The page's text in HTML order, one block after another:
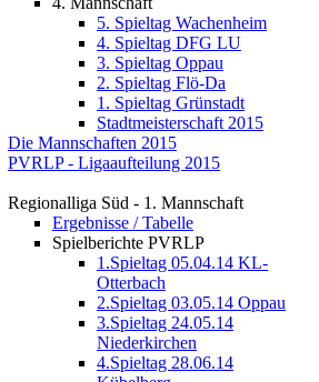
5. Spieltag Wachenheim
4. Spieltag DFG LU
3. Spieltag Oppau
2. Spieltag Flö-Da
1. Spieltag Grünstadt
Stadtmeisterschaft 2015
Die Mannschaften 2015
PVRLP - Ligaaufteilung 2015
Regionalliga Süd - 1. Mannschaft
Ergebnisse / Tabelle
Spielberichte PVRLP
1.Spieltag 05.04.14 KL-
Otterbach
2.Spieltag 03.05.14 Oppau
3.Spieltag 24.05.14
Niederkirchen
4.Spieltag 28.06.14